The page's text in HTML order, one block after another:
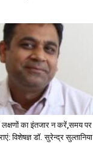
लक्षणों का इंतजार न करें,समय पर
विशेषज्ञ डॉ. सुरेन्द्र सुल्तानिया